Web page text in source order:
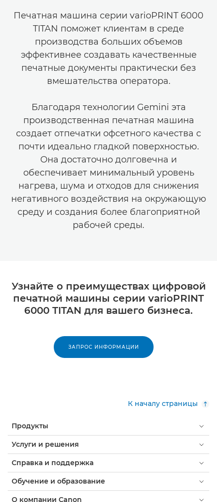
Печатная машина серии varioPRINT 6000
TITAN поможет клиентам в среде
производства больших объемов
эффективнее создавать качественные
печатные документы практически без
вмешательства оператора.
Благодаря технологии Gemini эта
производственная печатная машина
создает отпечатки офсетного качества с
почти идеально гладкой поверхностью.
Она достаточно долговечна и
обеспечивает минимальный уровень
нагрева, шума и отходов для снижения
негативного воздействия на окружающую
среду и создания более благоприятной
рабочей среды.
Узнайте о преимуществах цифровой
печатной машины серии varioPRINT
6000 TITAN для вашего бизнеса.
ЗАПРОС ИНФОРМАЦИИ
К началу страницы
Продукты
Услуги и решения
Справка и поддержка
Обучение и образование
О компании Canon